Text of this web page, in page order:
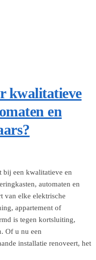
kwalitatieve
en
bij een kwalitatieve en
automaten en
van elke elektrische
appartement of
is tegen kortsluiting,
Of u nu een
installatie renoveert, het